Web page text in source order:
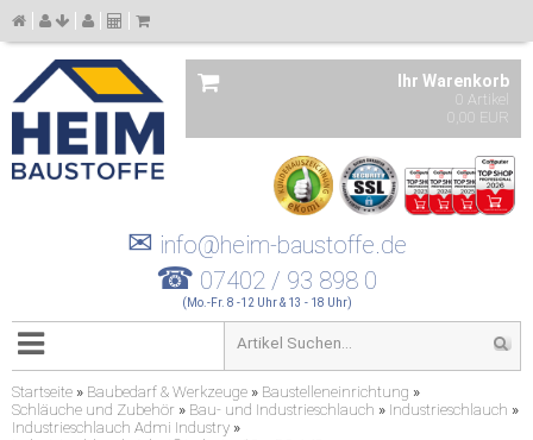
Ihr Warenkorb
0 Artikel
0,00 EUR
✉ info@heim-baustoffe.de
☎ 07402 / 93 898 0
(Mo.-Fr. 8 -12 Uhr & 13 - 18 Uhr)
Startseite » Baubedarf & Werkzeuge » Baustelleneinrichtung »
Schläuche und Zubehör » Bau- und Industrieschlauch » Industrieschlauch »
Industrieschlauch Admi Industry »